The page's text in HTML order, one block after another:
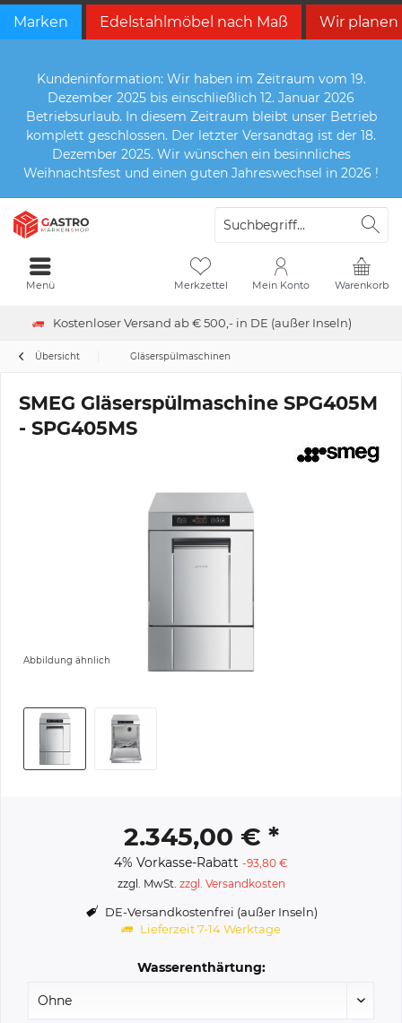
Marken Edelstahlmöbel nach Maß Wir planen
Kundeninformation: Wir haben im Zeitraum vom 19.
Dezember 2025 bis einschließlich 12. Januar 2026
Betriebsurlaub. In diesem Zeitraum bleibt unser Betrieb
komplett geschlossen. Der letzter Versandtag ist der 18.
Dezember 2025. Wir wünschen ein besinnliches
Weihnachtsfest und einen guten Jahreswechsel in 2026 !
Kostenloser Versand ab € 500,- in DE (außer Inseln)
Warenkorb
Merkzettel Mein Konto
Menü
Übersicht Gläserspülmaschinen
SMEG Gläserspülmaschine SPG405M
- SPG405MS
Abbildung ähnlich
2.345,00 € *
4% Vorkasse-Rabatt -93,80 €
zzgl. MwSt. zzgl. Versandkosten
DE-Versandkostenfrei (außer Inseln)
Lieferzeit 7-14 Werktage
Wasserenthärtung: